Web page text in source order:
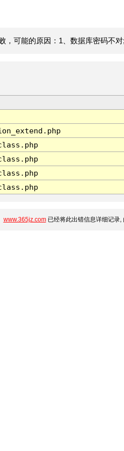
，可能的原因：1、数据库密码不对
www.365jz.com已经将此出错信息详细记录,